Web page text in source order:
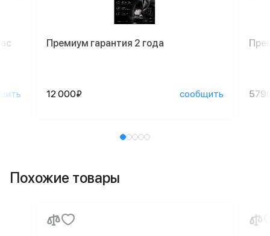
Премиум гарантия 2 года
12 000₽ сообщить
Похожие товары